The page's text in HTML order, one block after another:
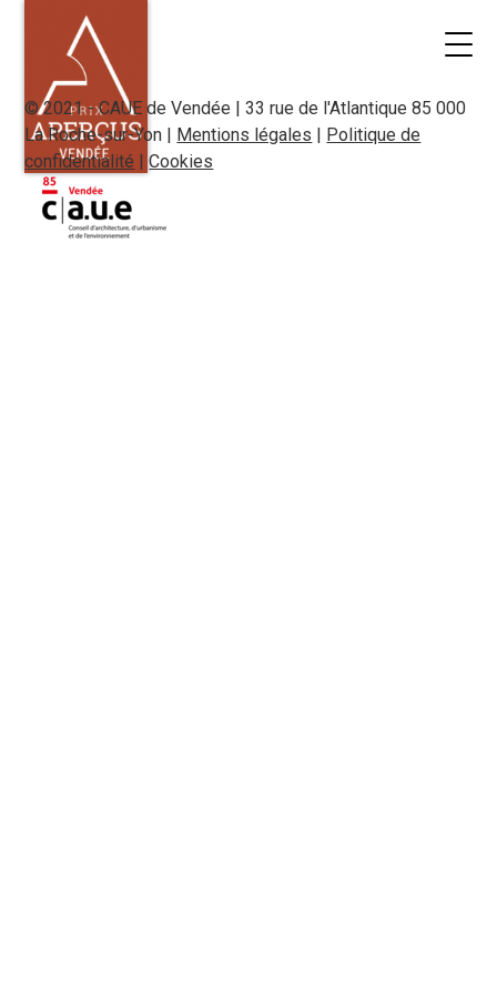
© 2021 - CAUE de Vendée | 33 rue de l'Atlantique 85 000
La Roche-sur-Yon | Mentions légales | Politique de
confidentialité |Cookies